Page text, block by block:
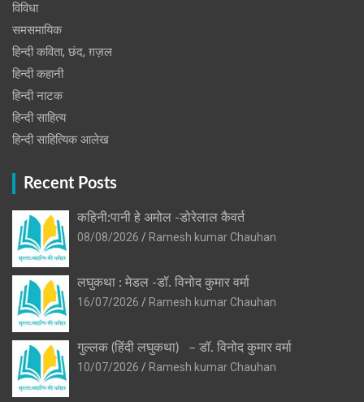
विविधा
समसमायिक
हिन्दी कविता, छंद, ग़ज़ल
हिन्दी कहानी
हिन्‍दी नाटक
हिन्दी साहित्य
हिन्दी साहित्यिक आलेख
Recent Posts
कहिनी:पानी हे अमोल -डोरेलाल कैवर्त
08/08/2026
Ramesh kumar Chauhan
लघुकथा : मेडल -डॉ. विनोद कुमार वर्मा
16/07/2026
Ramesh kumar Chauhan
गुल्लक (हिंदी लघुकथा) – डॉ. विनोद कुमार वर्मा
10/07/2026
Ramesh kumar Chauhan